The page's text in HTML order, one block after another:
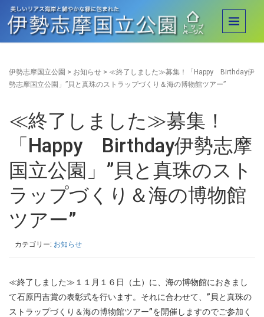
伊勢志摩国立公園 > お知らせ > ≪終了しました≫募集！「Happy Birthday伊
勢志摩国立公園」”貝と真珠のストラップづくり＆海の博物館ツアー”
≪終了しました≫募集！
「Happy Birthday伊勢志摩
国立公園」”貝と真珠のスト
ラップづくり＆海の博物館
ツアー”
カテゴリー: お知らせ
≪終了しました≫１１月１６日（土）に、海の博物館におきまし
て石原円吉賞の表彰式を行います。それに合わせて、”貝と真珠の
ストラップづくり＆海の博物館ツアー”を開催しますのでご参加く